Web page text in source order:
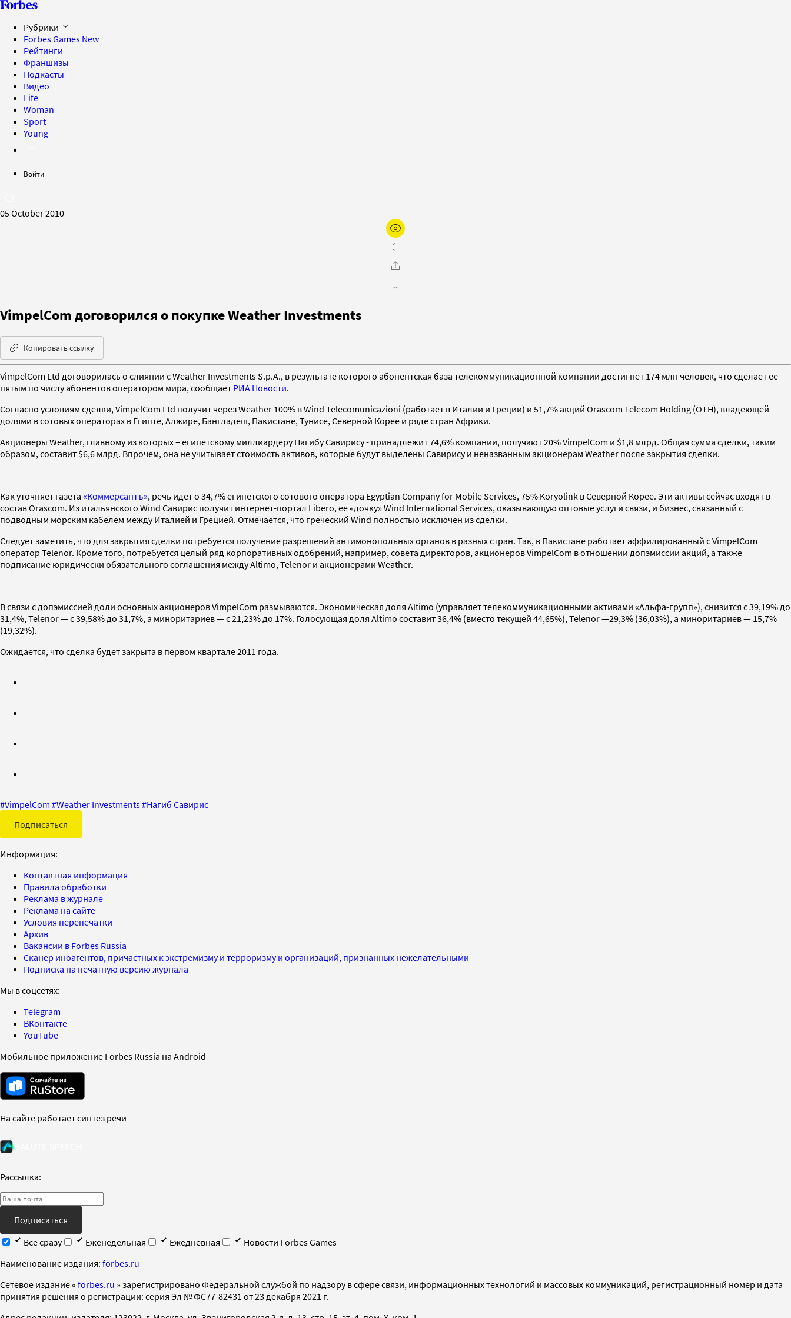
Рубрики
Forbes Games New
Рейтинги
Франшизы
Подкасты
Видео
Life
Woman
Sport
Young
Войти
05 October 2010
VimpelCom договорился о покупке Weather Investments
Копировать ссылку
VimpelCom Ltd договорилась о слиянии с Weather Investments S.p.A., в результате которого абонентская база телекоммуникационной компании достигнет 174 млн человек, что сделает ее
пятым по числу абонентов оператором мира, сообщает РИА Новости.
Согласно условиям сделки, VimpelCom Ltd получит через Weather 100% в Wind Telecomunicazioni (работает в Италии и Греции) и 51,7% акций Orascom Telecom Holding (ОТН), владеющей
долями в сотовых операторах в Египте, Алжире, Бангладеш, Пакистане, Тунисе, Северной Корее и ряде стран Африки.
Акционеры Weather, главному из которых – египетскому миллиардеру Нагибу Савирису - принадлежит 74,6% компании, получают 20% VimpelCom и $1,8 млрд. Общая сумма сделки, таким
образом, составит $6,6 млрд. Впрочем, она не учитывает стоимость активов, которые будут выделены Савирису и неназванным акционерам Weather после закрытия сделки.
Как уточняет газета «Коммерсантъ», речь идет о 34,7% египетского сотового оператора Egyptian Company for Mobile Services, 75% Koryolink в Северной Корее. Эти активы сейчас входят в
состав Orascom. Из итальянского Wind Савирис получит интернет-портал Libero, ее «дочку» Wind International Services, оказывающую оптовые услуги связи, и бизнес, связанный с
подводным морским кабелем между Италией и Грецией. Отмечается, что греческий Wind полностью исключен из сделки.
Следует заметить, что для закрытия сделки потребуется получение разрешений антимонопольных органов в разных стран. Так, в Пакистане работает аффилированный с VimpelCom
оператор Telenor. Кроме того, потребуется целый ряд корпоративных одобрений, например, совета директоров, акционеров VimpelCom в отношении допэмиссии акций, а также
подписание юридически обязательного соглашения между Altimo, Telenor и акционерами Weather.
В связи с допэмиссией доли основных акционеров VimpelCom размываются. Экономическая доля Altimo (управляет телекоммуникационными активами «Альфа-групп»), снизится с 39,19% до
31,4%, Telenor — с 39,58% до 31,7%, а миноритариев — с 21,23% до 17%. Голосующая доля Altimo составит 36,4% (вместо текущей 44,65%), Telenor —29,3% (36,03%), а миноритариев — 15,7%
(19,32%).
Ожидается, что сделка будет закрыта в первом квартале 2011 года.
#VimpelCom #Weather Investments#Нагиб Савирис
Подписаться
Информация:
Контактная информация
Правила обработки
Реклама в журнале
Реклама на сайте
Условия перепечатки
Архив
Вакансии в Forbes Russia
Сканер иноагентов, причастных к экстремизму и терроризму и организаций, признанных нежелательными
Подписка на печатную версию журнала
Мы в соцсетях:
Telegram
ВКонтакте
YouTube
Мобильное приложение Forbes Russia на Android
На сайте работает синтез речи
Рассылка:
Подписаться
Все сразу
Еженедельная Ежедневная
Новости Forbes Games
Наименование издания: forbes.ru
Cетевое издание « forbes.ru » зарегистрировано Федеральной службой по надзору в сфере связи, информационных технологий и массовых коммуникаций, регистрационный номер и дата
принятия решения о регистрации: серия Эл № ФС77-82431 от 23 декабря 2021 г.